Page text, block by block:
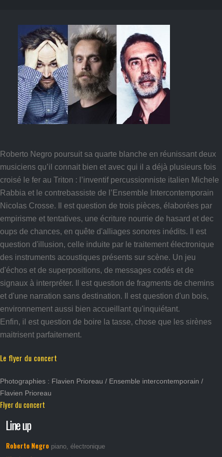
Roberto Negro poursuit sa quarte blanche en réunissant deux
musiciens qu’il connait bien et avec qui il a déjà plusieurs fois
croisé le fer au Triton : l’inventif percussionniste italien Michele
Rabbia et le contrebassiste de l’Ensemble Intercontemporain
Nicolas Crosse. Il est question de trois pièces, élaborées par
empirisme et tentatives, une écriture nourrie de hasard et dec
oups de chances, en quête d'alliages sonores inédits. Il est
question d'illusion, celle induite par le traitement électronique
des instruments acoustiques présents sur scène. Un jeu
d'échos et de superpositions, de messages codés et de
signaux à interpréter. Il est question de fragments de chemins
et d'une narration sans destination. Il est question d'un bois,
environnement aussi bien accueillant qu'inquiétant.
Enfin, il est question de boire la tasse, chose que les sirènes
maitrisent parfaitement.
Le flyer du concert
Photographies : Flavien Prioreau / Ensemble intercontemporain /
Flavien Prioreau
Flyer du concert
Line up
Roberto Negro piano, électronique